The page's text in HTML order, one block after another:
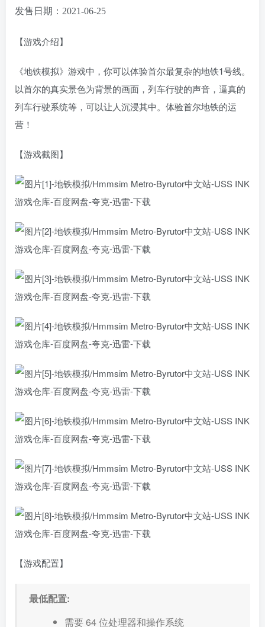
发售日期：2021-06-25
【游戏介绍】
《地铁模拟》游戏中，你可以体验首尔最复杂的地铁1号线。
以首尔的真实景色为背景的画面，列车行驶的声音，逼真的
列车行驶系统等，可以让人沉浸其中。体验首尔地铁的运
营！
【游戏截图】
【游戏配置】
最低配置:
需要 64 位处理器和操作系统